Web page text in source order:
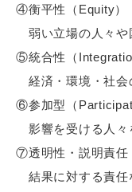
④衡平性（Equity）
弱い立場の人々や
⑤統合性（
経済・環境・社会
⑥参加型（
影響を受ける人々
⑦透明性・説明責任
結果に対する責任